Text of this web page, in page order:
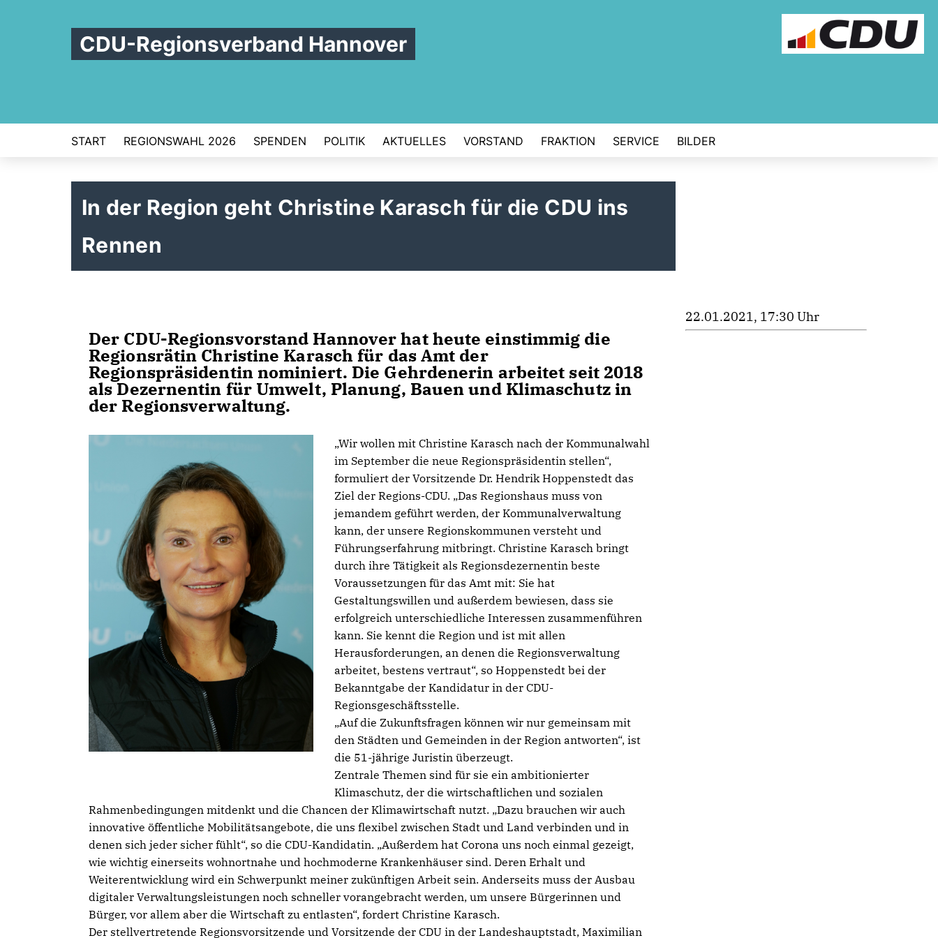
CDU-Regionsverband Hannover
START REGIONSWAHL 2026 SPENDEN POLITIK AKTUELLES VORSTAND FRAKTION SERVICE BILDER
In der Region geht Christine Karasch für die CDU ins
Rennen
Der CDU-Regionsvorstand Hannover hat heute einstimmig die
Regionsrätin Christine Karasch für das Amt der
Regionspräsidentin nominiert. Die Gehrdenerin arbeitet seit 2018
als Dezernentin für Umwelt, Planung, Bauen und Klimaschutz in
der Regionsverwaltung.
Wir wollen mit Christine Karasch nach der Kommunalwahl
im September die neue Regionspräsidentin stellen“,
formuliert der Vorsitzende Dr. Hendrik Hoppenstedt das
Ziel der Regions-CDU. „Das Regionshaus muss von
jemandem geführt werden, der Kommunalverwaltung
kann, der unsere Regionskommunen versteht und
Führungserfahrung mitbringt. Christine Karasch bringt
durch ihre Tätigkeit als Regionsdezernentin beste
Voraussetzungen für das Amt mit: Sie hat
Gestaltungswillen und außerdem bewiesen, dass sie
erfolgreich unterschiedliche Interessen zusammenführen
kann. Sie kennt die Region und ist mit allen
Herausforderungen, an denen die Regionsverwaltung
arbeitet, bestens vertraut“, so Hoppenstedt bei der
Bekanntgabe der Kandidatur in der CDU-
Regionsgeschäftsstelle.
Auf die Zukunftsfragen können wir nur gemeinsam mit
den Städten und Gemeinden in der Region antworten“, ist
die 51-jährige Juristin überzeugt.
Zentrale Themen sind für sie ein ambitionierter
Klimaschutz, der die wirtschaftlichen und sozialen
Rahmenbedingungen mitdenkt und die Chancen der Klimawirtschaft nutzt. „Dazu brauchen wir auch
innovative öffentliche Mobilitätsangebote, die uns flexibel zwischen Stadt und Land verbinden und in
denen sich jeder sicher fühlt“, so die CDU-Kandidatin. „Außerdem hat Corona uns noch einmal gezeigt,
wie wichtig einerseits wohnortnahe und hochmoderne Krankenhäuser sind. Deren Erhalt und
Weiterentwicklung wird ein Schwerpunkt meiner zukünftigen Arbeit sein. Anderseits muss der Ausbau
digitaler Verwaltungsleistungen noch schneller vorangebracht werden, um unsere Bürgerinnen und
Bürger, vor allem aber die Wirtschaft zu entlasten“, fordert Christine Karasch.
Der stellvertretende Regionsvorsitzende und Vorsitzende der CDU in der Landeshauptstadt, Maximilian
22.01.2021, 17:30 Uhr